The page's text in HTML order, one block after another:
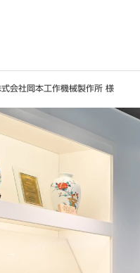
式会社岡本工作機械製作所 様